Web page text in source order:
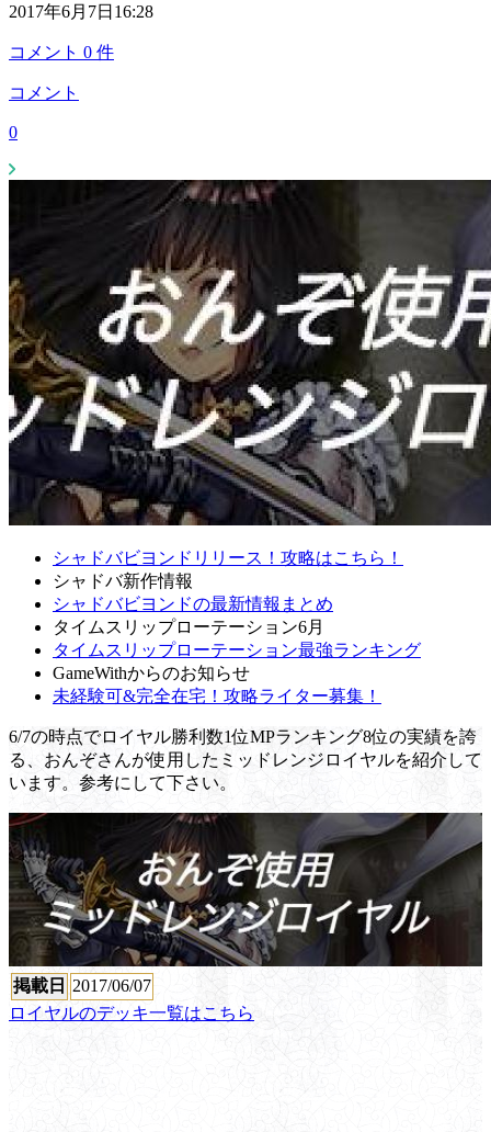
2017年6月7日16:28
コメント 0 件
コメント
0
シャドバビヨンドリリース！攻略はこちら！
シャドバ新作情報
シャドバビヨンドの最新情報まとめ
タイムスリップローテーション6月
タイムスリップローテーション最強ランキング
GameWithからのお知らせ
未経験可&完全在宅！攻略ライター募集！
6/7の時点でロイヤル勝利数1位MPランキング8位の実績を誇
る、おんぞさんが使用したミッドレンジロイヤルを紹介して
います。参考にして下さい。
掲載日
2017/06/07
ロイヤルのデッキ一覧はこちら